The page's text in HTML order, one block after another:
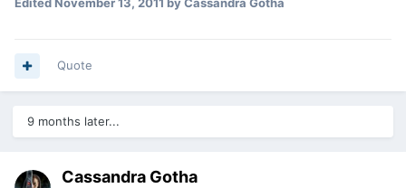
EditedNovember 13, 2011 by Cassandra Gotha
Quote
9 months later...
Cassandra Gotha